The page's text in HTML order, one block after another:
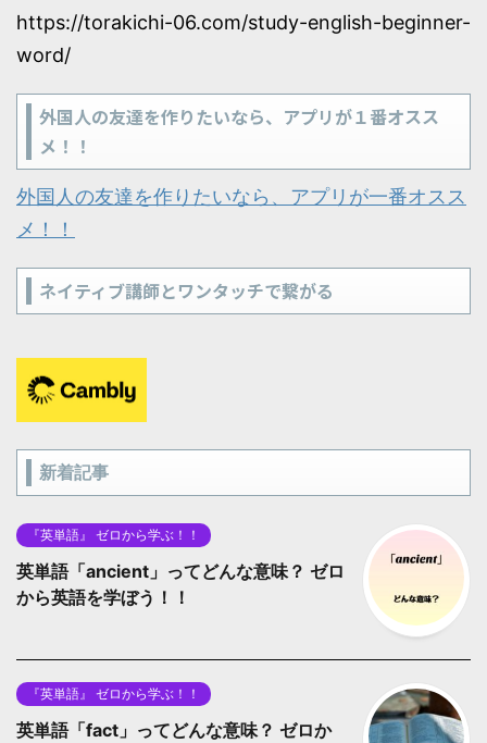
https://torakichi-06.com/study-english-beginner-
word/
外国人の友達を作りたいなら、アプリが１番オスス
メ！！
外国人の友達を作りたいなら、アプリが一番オスス
メ！！
ネイティブ講師とワンタッチで繋がる
新着記事
『英単語』 ゼロから学ぶ！！
英単語「ancient」ってどんな意味？ ゼロ
から英語を学ぼう！！
『英単語』 ゼロから学ぶ！！
英単語「fact」ってどんな意味？ ゼロか